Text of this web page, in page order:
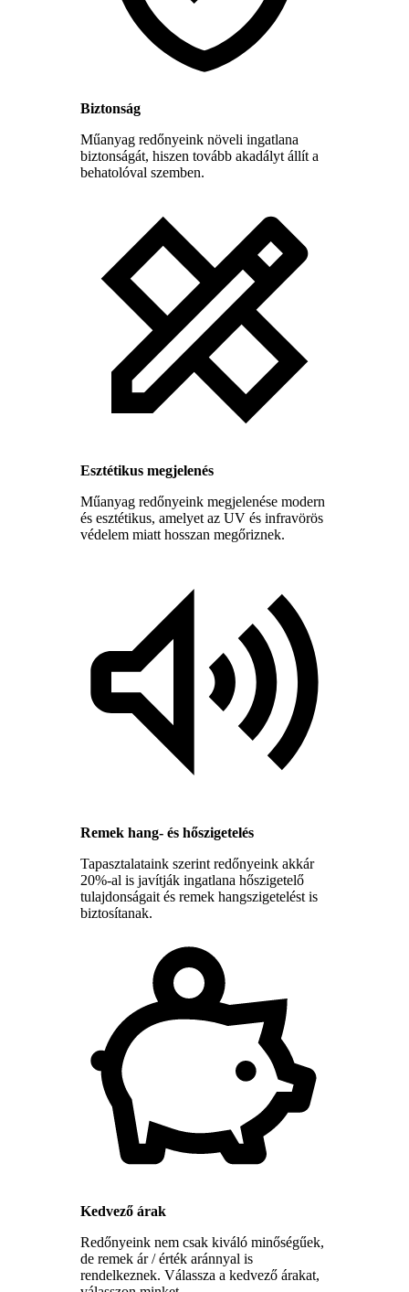
Biztonság
Műanyag redőnyeink növeli ingatlana
biztonságát, hiszen tovább akadályt állít a
behatolóval szemben.
Esztétikus megjelenés
Műanyag redőnyeink megjelenése modern
és esztétikus, amelyet az UV és infravörös
védelem miatt hosszan megőriznek.
Remek hang- és hőszigetelés
Tapasztalataink szerint redőnyeink akkár
20%-al is javítják ingatlana hőszigetelő
tulajdonságait és remek hangszigetelést is
biztosítanak.
Kedvező árak
Redőnyeink nem csak kiváló minőségűek,
de remek ár / érték aránnyal is
rendelkeznek. Válassza a kedvező árakat,